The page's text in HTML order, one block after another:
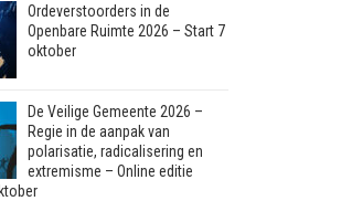
Ordeverstoorders in de
Openbare Ruimte 2026 – Start 7
oktober
De Veilige Gemeente 2026 –
Regie in de aanpak van
polarisatie, radicalisering en
extremisme – Online editie